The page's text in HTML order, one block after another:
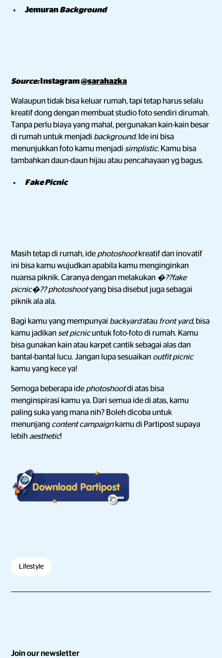
JemuranBackground
Source: Instagram@sarahazka
Walaupun tidak bisa keluar rumah, tapi tetap harus selalu
kreatif dong dengan membuat studio foto sendiri dirumah.
Tanpa perlu biaya yang mahal, pergunakan kain-kain besar
di rumah untuk menjadi background. Ide ini bisa
menunjukkan foto kamu menjadi simplistic. Kamu bisa
tambahkan daun-daun hijau atau pencahayaan yg bagus.
Fake Picnic
Masih tetap di rumah, ide photoshootkreatif dan inovatif
ini bisa kamu wujudkan apabila kamu menginginkan
nuansa piknik. Caranya dengan melakukan �??fake
picnic�?? photoshootyang bisa disebut juga sebagai
piknik ala ala.
Bagi kamu yang mempunyai backyardatau front yard, bisa
kamu jadikan set picnicuntuk foto-foto di rumah. Kamu
bisa gunakan kain atau karpet cantik sebagai alas dan
bantal-bantal lucu. Jangan lupa sesuaikan outfit picnic
kamu yang kece ya!
Semoga beberapa ide photoshootdi atas bisa
menginspirasi kamu ya. Dari semua ide di atas, kamu
paling suka yang mana nih? Boleh dicoba untuk
menunjang content campaignkamu di Partipost supaya
lebih aesthetic!
Lifestyle
Join our newsletter